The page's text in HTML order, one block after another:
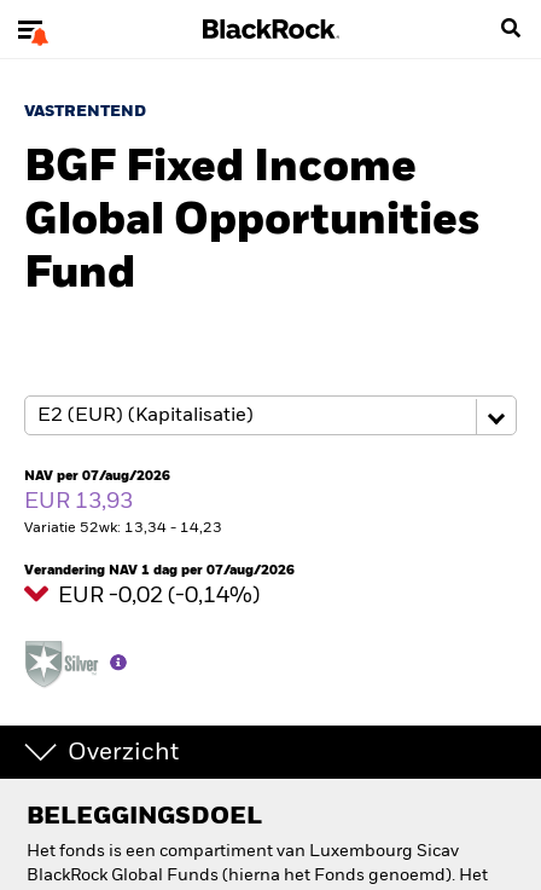
VASTRENTEND
BGF Fixed Income
Global Opportunities
Fund
NAV per 07/aug/2026
EUR 13,93
Variatie 52wk: 13,34 - 14,23
Verandering NAV 1 dag per 07/aug/2026
EUR -0,02 (-0,14%)
Overzicht
BELEGGINGSDOEL
Het fonds is een compartiment van Luxembourg Sicav
BlackRock Global Funds (hierna het Fonds genoemd). Het